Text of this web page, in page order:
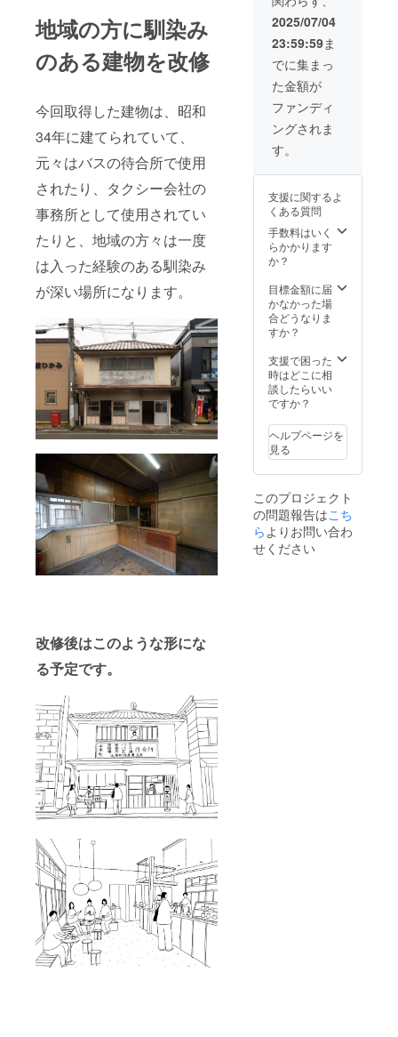
地域の方に馴染み
のある建物を改修
今回取得した建物は、昭和
34年に建てられていて、
元々はバスの待合所で使用
されたり、タクシー会社の
事務所として使用されてい
たりと、地域の方々は一度
は入った経験のある馴染み
が深い場所になります。
改修後はこのような形にな
る予定です。
ご記入
くださ
い
（ニッ
クネー
ムでも
可）
2026年
1月頃か
ら事業
が存続
する限
り掲載
・掲載
方法：
文字の
項：支
必ず備
考欄に
掲載を
希望さ
れる企
ご記入
くださ
い
2025/07/04
23:59:59ま
でに集まっ
た金額が
ファンディ
ングされま
す。
支援に関するよ
くある質問
手数料はいく
らかかります
か？
目標金額に届
かなかった場
合どうなりま
すか？
支援で困った
時はどこに相
談したらいい
ですか？
ヘルプページを
見る
このプロジェクト
の問題報告はこち
ら よりお問い合わ
せください